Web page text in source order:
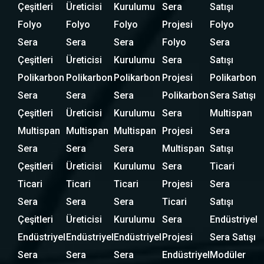
Çeşitleri
Folyo
Sera
Çeşitleri
Polikarbon
Sera
Çeşitleri
Multispan
Sera
Çeşitleri
Ticari
Sera
Çeşitleri
Endüstriyel
Sera
Üreticisi
Folyo
Sera
Üreticisi
Polikarbon
Sera
Üreticisi
Multispan
Sera
Üreticisi
Ticari
Sera
Üreticisi
Endüstriyel
Sera
Kurulumu
Folyo
Sera
Kurulumu
Polikarbon
Sera
Kurulumu
Multispan
Sera
Kurulumu
Ticari
Sera
Kurulumu
Endüstriyel
Sera
Sera
Projesi
Folyo
Sera
Projesi
Polikarbon
Sera
Projesi
Multispan
Sera
Projesi
Ticari
Sera
Projesi
Endüstriyel
Satışı
Folyo
Sera
Satışı
Polikarbon
Sera Satışı
Multispan
Sera
Satışı
Ticari
Sera
Satışı
Endüstriyel
Sera Satışı
Modüler